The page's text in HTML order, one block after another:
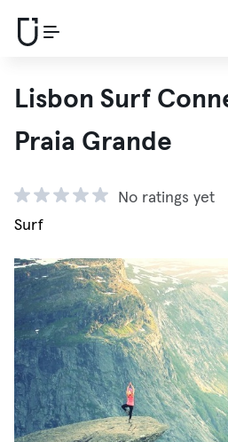
Lisbon Surf
Praia Grande
No ratings yet
Surf